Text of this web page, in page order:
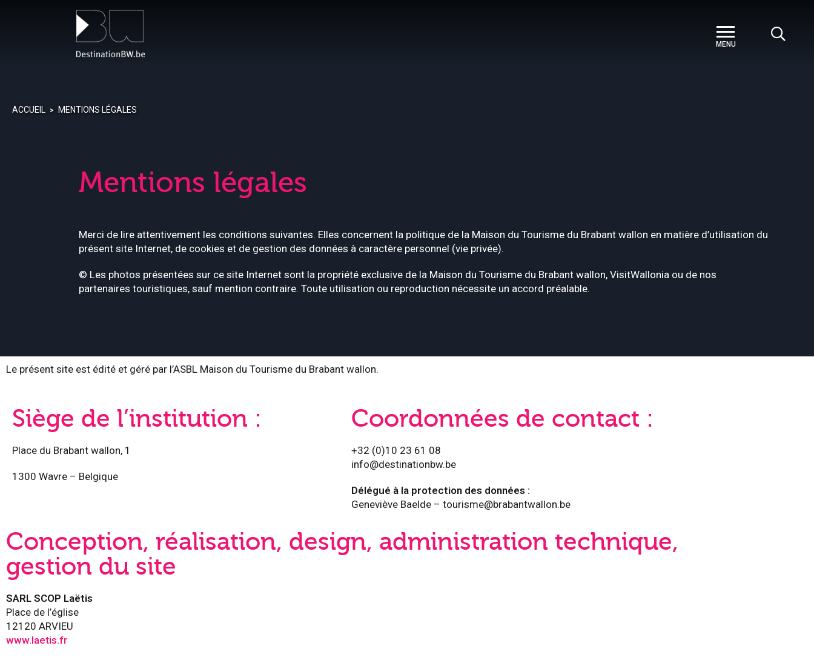
Panneau de gestion des cookies
ACCUEIL > MENTIONS LÉGALES
Mentions légales
Merci de lire attentivement les conditions suivantes. Elles concernent la politique de la Maison du Tourisme du Brabant wallon en matière d’utilisation du
présent site Internet, de cookies et de gestion des données à caractère personnel (vie privée).
© Les photos présentées sur ce site Internet sont la propriété exclusive de la Maison du Tourisme du Brabant wallon, VisitWallonia ou de nos
partenaires touristiques, sauf mention contraire. Toute utilisation ou reproduction nécessite un accord préalable.
Le présent site est édité et géré par l’ASBL Maison du Tourisme du Brabant wallon.
Siège de l’institution :
Place du Brabant wallon, 1
1300 Wavre – Belgique
Coordonnées de contact :
+32 (0)10 23 61 08
info@destinationbw.be
Délégué à la protection des données :
Geneviève Baelde – tourisme@brabantwallon.be
Conception, réalisation, design, administration technique,
gestion du site
SARL SCOP Laëtis
Place de l’église
12120 ARVIEU
www.laetis.fr